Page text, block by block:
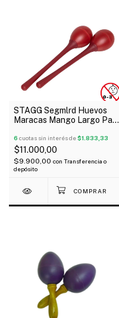
STAGG Segmlrd Huevos
Maracas Mango Largo Par
6 cuotas sin interés de$1.833,33
$11.000,00
$9.900,00 con Transferencia o
depósito